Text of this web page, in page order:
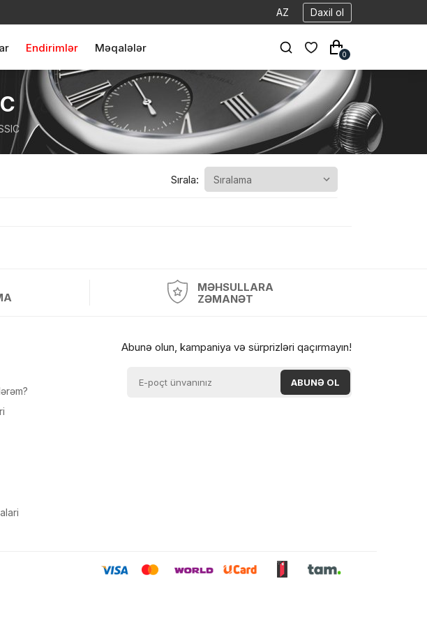
AZ Daxil ol
Endirimlər Məqalələr
0
Sırala:
0 ₼
et
MƏHSULLARA
ZƏMANƏT
Abunə olun, kampaniya və sürprizləri qaçırmayın!